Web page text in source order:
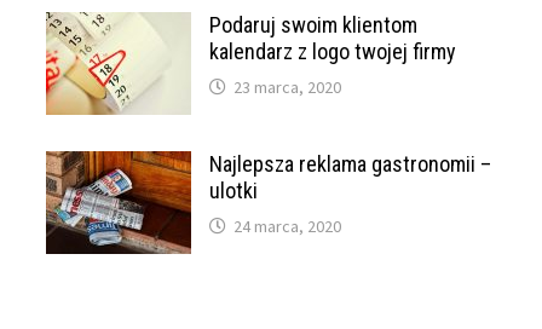
Podaruj swoim klientom
kalendarz z logo twojej firmy
23 marca, 2020
Najlepsza reklama gastronomii –
ulotki
24 marca, 2020